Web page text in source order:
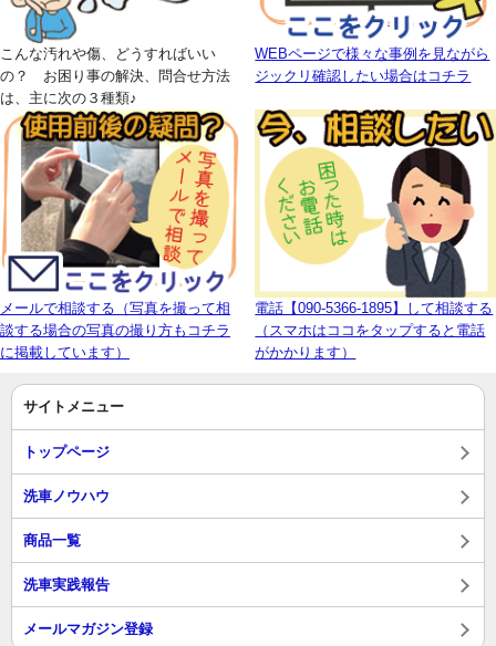
こんな汚れや傷、どうすればいい
の？ お困り事の解決、問合せ方法
は、主に次の３種類♪
WEBページで様々な事例を見ながら
ジックリ確認したい場合はコチラ
メールで相談する（写真を撮って相
談する場合の写真の撮り方もコチラ
に掲載しています）
電話【090-5366-1895】して相談する
（スマホはココをタップすると電話
がかかります）
サイトメニュー
トップページ
洗車ノウハウ
商品一覧
洗車実践報告
メールマガジン登録